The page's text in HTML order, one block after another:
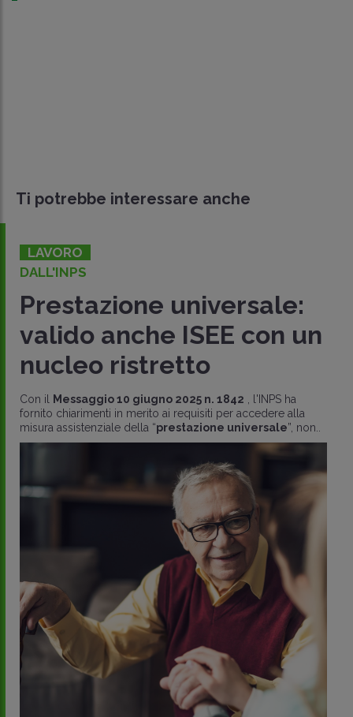
Ti potrebbe interessare anche
LAVORO
DALL'INPS
Prestazione universale:
valido anche ISEE con un
nucleo ristretto
Con il Messaggio 10 giugno 2025 n. 1842 , l'INPS ha
fornito chiarimenti in merito ai requisiti per accedere alla
misura assistenziale della “prestazione universale”, non..